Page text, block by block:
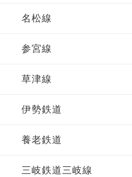
名松線
参宮線
草津線
伊勢鉄道
養老鉄道
三岐鉄道三岐線